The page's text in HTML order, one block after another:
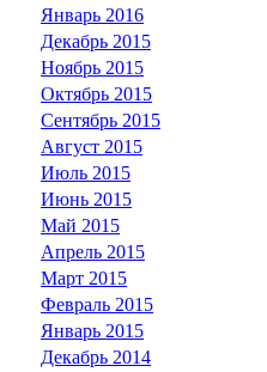
Январь 2016
Декабрь 2015
Ноябрь 2015
Октябрь 2015
Сентябрь 2015
Август 2015
Июль 2015
Июнь 2015
Май 2015
Апрель 2015
Март 2015
Февраль 2015
Январь 2015
Декабрь 2014